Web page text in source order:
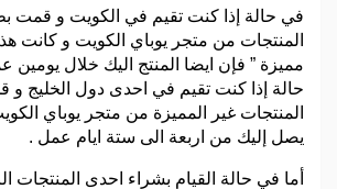
في حالة إذا كنت تقيم في الكويت و قمت
المنتجات من متجر يوباي الكويت و كانت
مميزة ” فإن ايضا المنتج اليك خلال
حالة إذا كنت تقيم في احدى دول الخليج
المنتجات غير المميزة من متجر يوباي
يصل إليك من اربعة الى ستة ايام عمل .
أما في حالة القيام بشراء احدى المنتجات